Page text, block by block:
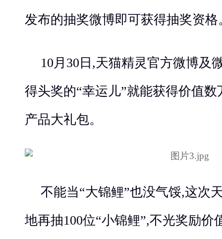
发布的抽奖微博即可获得抽奖资格
10月30日,天猫精灵官方微博及
得头奖的“幸运儿”就能获得价值
产品大礼包。
不能当“大锦鲤”也没气馁,这次
地再抽100位“小锦鲤”,不光奖励价